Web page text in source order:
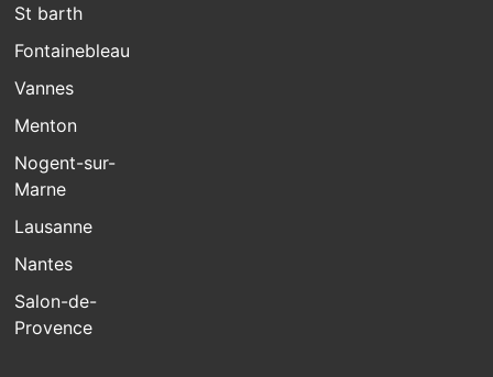
St barth
Fontainebleau
Vannes
Menton
Nogent-sur-
Marne
Lausanne
Nantes
Salon-de-
Provence